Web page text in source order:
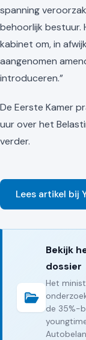
spanning
behoorlijk bestuur.
kabinet om, in
aangenomen
introduceren.”
De Eerste Kamer
uur over het
verder.
Lees artikel bij
Bekijk
dossier
Het
de 35%-